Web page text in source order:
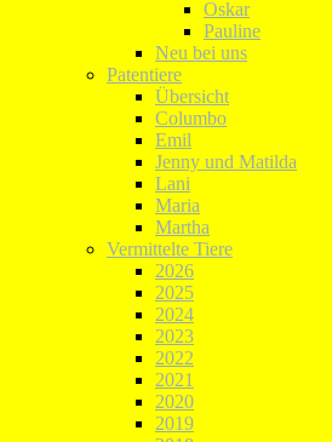
Oskar
Pauline
Neu bei uns
Patentiere
Übersicht
Columbo
Emil
Jenny und Matilda
Lani
Maria
Martha
Vermittelte Tiere
2026
2025
2024
2023
2022
2021
2020
2019